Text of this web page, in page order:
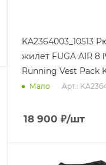
KA2364003_10513
жилет FUGA AIR 8
Running Vest Pack
Мало Арт.:
18 900 ₽/шт